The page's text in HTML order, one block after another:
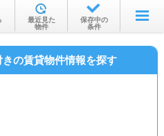
を探す
沿線・駅から
最近見た
物件
保存中の
条件
の賃貸物件情報を探す